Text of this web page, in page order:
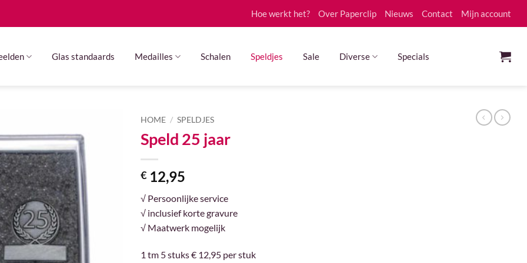
Hoe werkt het? Over Paperclip Nieuws Contact Mijn account
Glas standaards Medailles Schalen Speldjes Sale Diverse Specials
HOME / SPELDJES
Speld 25 jaar
€ 12,95
√ Persoonlijke service
√ inclusief korte gravure
√ Maatwerk mogelijk
1 tm 5 stuks € 12,95 per stuk